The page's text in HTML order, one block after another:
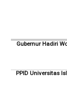
Gubernur Hadiri
PPID Universitas